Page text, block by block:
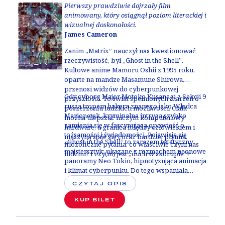
Pierwszy prawdziwie dojrzały film
animowany, który osiągnął poziom literackiej i
wizualnej doskonałości.
James Cameron
Zanim„Matrix” nauczył nas kwestionować
rzeczywistość, był„Ghost in the Shell”.
Kultowe anime Mamoru Oshii z 1995 roku,
oparte na mandze Masamune Shirowa,
przenosi widzów do cyberpunkowej
przyszłości. To świat spełnionych marzeń o
poszerzeniu ludzkich możliwości. Ciała
można ulepszać niczym komputerowy
hardware, a granica między człowiekiem i
maszyną staje się coraz bardziej płynna.
Gdy cyborg Major Motoko Kusanagi z Sekcji 9
rusza tropem hakera znanego jako Władca
Marionetek, kryminalna intryga szybko
zamienia się w fascynującą opowieść o
tożsamości i świadomości. Pojawiają się
filozoficzne pytania: co właściwie czyni nas
ludźmi? I czy(m) jest „duch w skorupie”?
„Ghost in the Shell” to zarazem estetyczny
majstersztyk: ukazane z rozmachem neonowe
panoramy Neo Tokio, hipnotyzująca animacja
i klimat cyberpunku. Do tego wspaniała
ścieżka dźwiękowa, dzięki której Kenji Kawaii
nadał futurystycznej historii niemal mistyczny
wymiar. Film nie tylko zrewolucjonizował
animację, ale też na trwałe wpłynął na kino
science fiction i popkulturę XXI wieku.
CZYTAJ OPIS
KUP BILET